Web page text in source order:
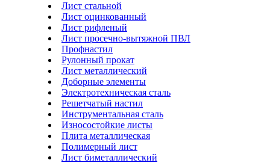
Лист стальной
Лист оцинкованный
Лист рифленый
Лист просечно-вытяжной ПВЛ
Профнастил
Рулонный прокат
Лист металлический
Доборные элементы
Электротехническая сталь
Решетчатый настил
Инструментальная сталь
Износостойкие листы
Плита металлическая
Полимерный лист
Лист биметаллический